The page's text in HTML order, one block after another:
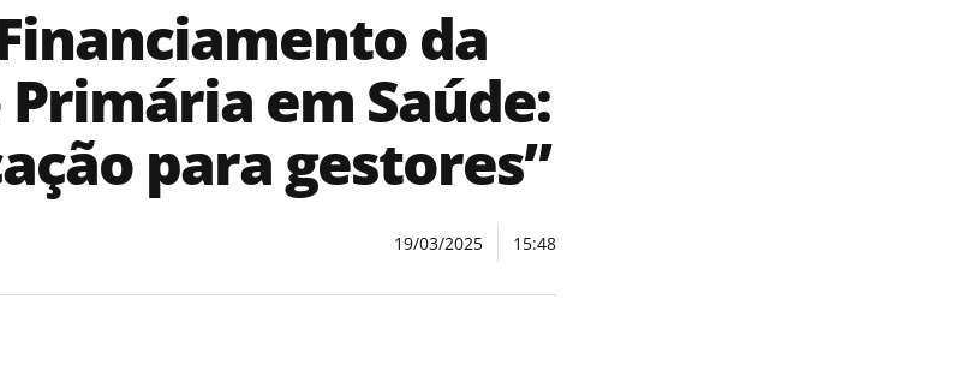
da
em Saúde:
para gestores”
19/03/2025 15:48